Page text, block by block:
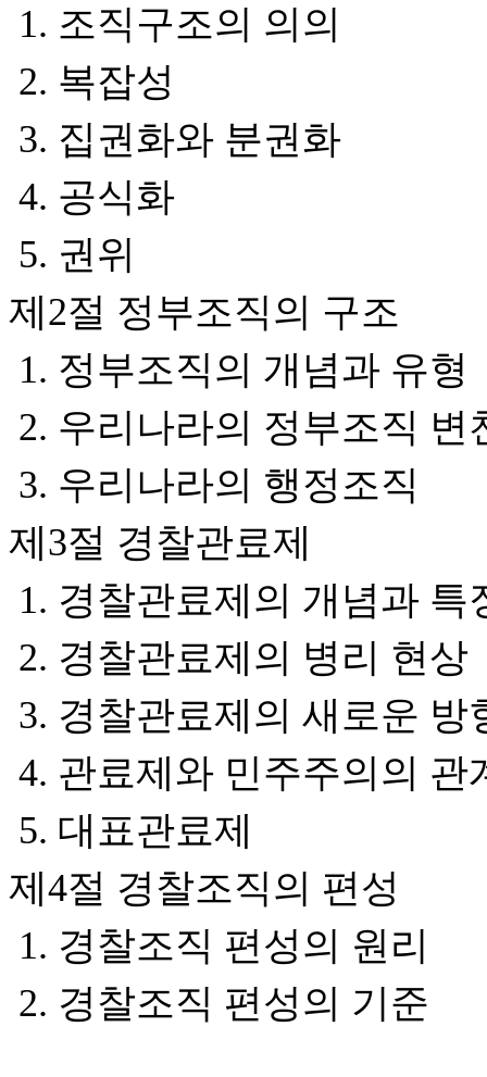
1. 조직구조의 의의
2. 복잡성
3. 집권화와 분권화
4. 공식화
5. 권위
제2절 정부조직의 구조
1. 정부조직의 개념과 유형
2. 우리나라의 정부조직
3. 우리나라의 행정조직
제3절 경찰관료제
1. 경찰관료제의 개념과 특
2. 경찰관료제의 병리 현상
3. 경찰관료제의 새로운 방
4. 관료제와 민주주의의 관
5. 대표관료제
제4절 경찰조직의 편성
1. 경찰조직 편성의 원리
2. 경찰조직 편성의 기준